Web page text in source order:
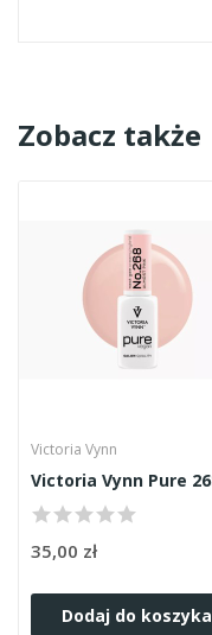
Zobacz także
Victoria Vynn
35,00 zł
Dodaj do koszyka